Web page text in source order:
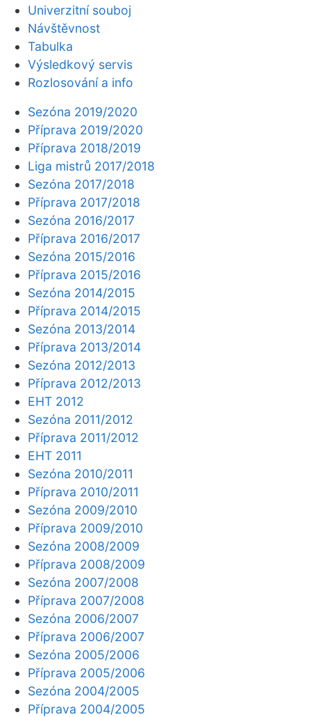
Univerzitní souboj
Návštěvnost
Tabulka
Výsledkový servis
Rozlosování a info
Sezóna 2019/2020
Příprava 2019/2020
Příprava 2018/2019
Liga mistrů 2017/2018
Sezóna 2017/2018
Příprava 2017/2018
Sezóna 2016/2017
Příprava 2016/2017
Sezóna 2015/2016
Příprava 2015/2016
Sezóna 2014/2015
Příprava 2014/2015
Sezóna 2013/2014
Příprava 2013/2014
Sezóna 2012/2013
Příprava 2012/2013
EHT 2012
Sezóna 2011/2012
Příprava 2011/2012
EHT 2011
Sezóna 2010/2011
Příprava 2010/2011
Sezóna 2009/2010
Příprava 2009/2010
Sezóna 2008/2009
Příprava 2008/2009
Sezóna 2007/2008
Příprava 2007/2008
Sezóna 2006/2007
Příprava 2006/2007
Sezóna 2005/2006
Příprava 2005/2006
Sezóna 2004/2005
Příprava 2004/2005